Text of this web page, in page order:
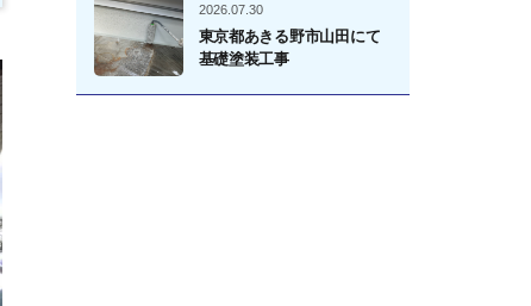
2026.07.30
東京都あきる野市山田にて
基礎塗装工事